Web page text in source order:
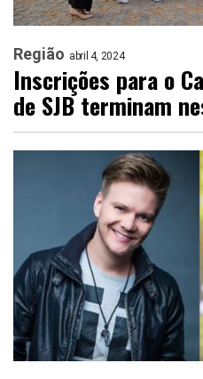
Região abril 4, 2024
Inscrições para o
de SJB terminam